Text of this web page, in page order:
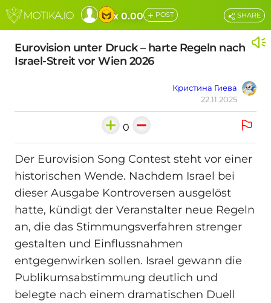
x 0.00 + POST
Eurovision unter Druck – harte Regeln nach
Israel-Streit vor Wien 2026
Кристина Гиева
22.11.2025
SHARE
0
Der Eurovision Song Contest steht vor einer
historischen Wende. Nachdem Israel bei
dieser Ausgabe Kontroversen ausgelöst
hatte, kündigt der Veranstalter neue Regeln
an, die das Stimmungsverfahren strenger
gestalten und Einflussnahmen
entgegenwirken sollen. Israel gewann die
Publikumsabstimmung deutlich und
belegte nach einem dramatischen Duell